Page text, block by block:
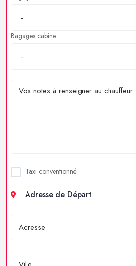
Bagages cabine
Taxi conventionné
Adresse de Départ